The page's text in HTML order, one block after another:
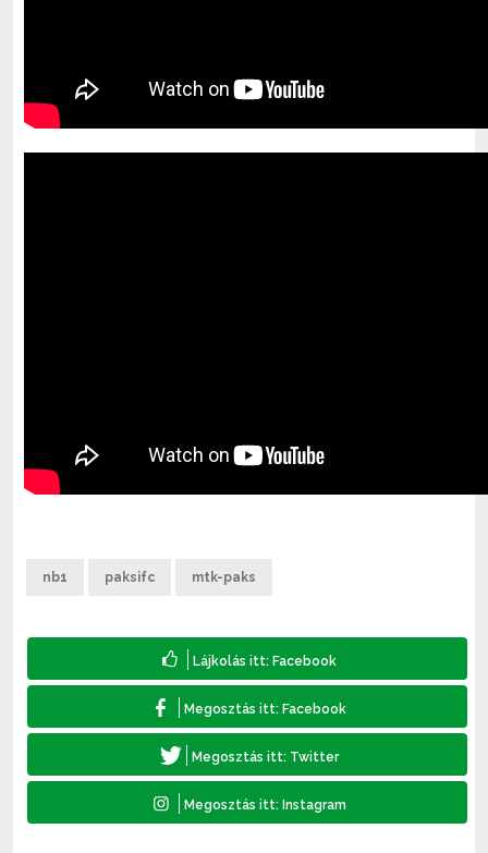
nb1 paksifc mtk-paks